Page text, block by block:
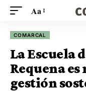
Aa
COMARCAL
La Escuela
Requena
gestión